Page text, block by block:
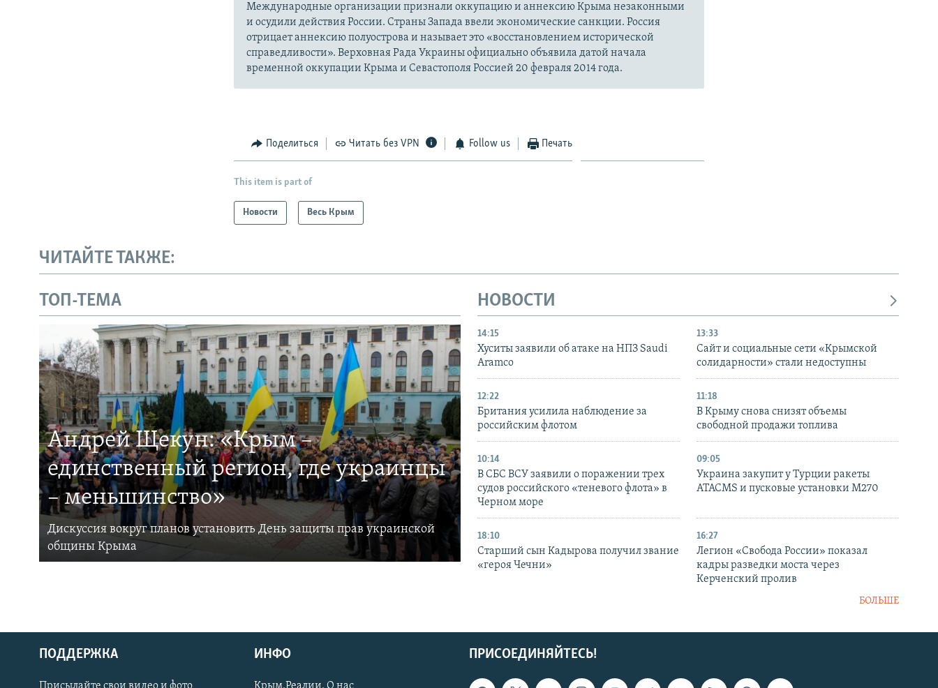
Українською
Международные организации признали оккупацию и аннексию Крыма незаконными
и осудили действия России. Страны Запада ввели экономические санкции. Россия
отрицает аннексию полуострова и называет это «восстановлением исторической
справедливости». Верховная Рада Украины официально объявила датой начала
временной оккупации Крыма и Севастополя Россией 20 февраля 2014 года.
Поделиться Читать без VPN Follow us Печать
This item is part of
Новости Весь Крым
ЧИТАЙТЕ ТАКЖЕ:
ТОП-ТЕМА
Андрей Щекун: «Крым –
единственный регион, где украинцы
– меньшинство»
Дискуссия вокруг планов установить День защиты прав украинской
общины Крыма
НОВОСТИ
14:15
Хуситы заявили об атаке на НПЗ Saudi
Aramco
13:33
Сайт и социальные сети «Крымской
солидарности» стали недоступны
12:22
Британия усилила наблюдение за
российским флотом
11:18
В Крыму снова снизят объемы
свободной продажи топлива
10:14
В СБС ВСУ заявили о поражении трех
судов российского «теневого флота» в
Черном море
09:05
Украина закупит у Турции ракеты
ATACMS и пусковые установки M270
18:10
Старший сын Кадырова получил звание
«героя Чечни»
16:27
Легион «Свобода России» показал
кадры разведки моста через
Керченский пролив
БОЛЬШЕ
ПРИСОЕДИНЯЙТЕСЬ!
ПОДДЕРЖКА ИНФО